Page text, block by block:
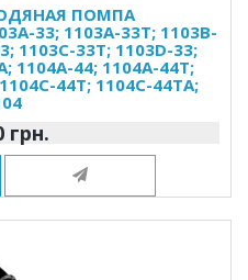
ПОМПА
33; 1103A-33T; 1103B-
1103C-33T; 1103D-33;
1104A-44; 1104A-44T;
44T; 1104C-44TA;
грн.